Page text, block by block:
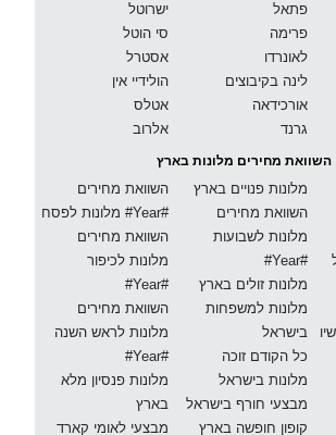
ישרוטל
סי הוטל
אסטרל
הולידיי אין
אטלס
אלרוב
פתאל
פרימה
לאונרדו
לינה בקיבוצים
אורכידאה
גרנד
השוואת מחירים מלונות בארץ
השוואת מחירים
מלונות לפסח #Year#
השוואת מחירים
מלונות לכיפור
#Year#
השוואת מחירים
מלונות לראש השנה
#Year#
מלונות פנסיון מלא
בארץ
מבצעי לאומי קארד
מלונות פנויים בארץ
השוואת מחירים
מלונות לשבועות
#Year#
מלונות זולים בארץ
מלונות למשפחות
בישראל
כל הקודם זוכה
מלונות בישראל
מבצעי חורף בישראל
קופון חופשה בארץ